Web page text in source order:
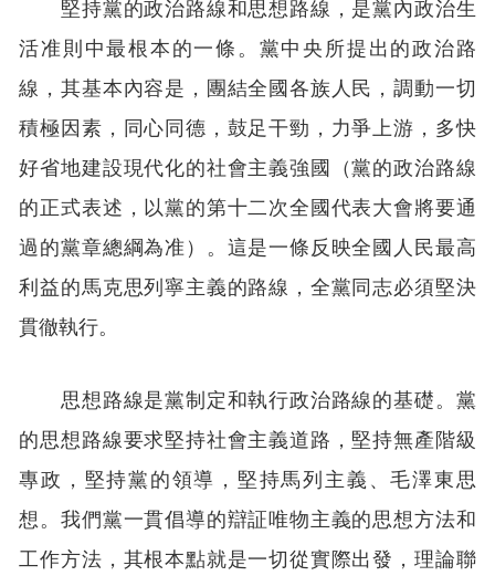
堅持黨的政治路線和思想路線，是黨內政治生
活准則中最根本的一條。黨中央所提出的政治路
線，其基本內容是，團結全國各族人民，調動一切
積極因素，同心同德，鼓足干勁，力爭上游，多快
好省地建設現代化的社會主義強國（黨的政治路線
的正式表述，以黨的第十二次全國代表大會將要通
過的黨章總綱為准）。這是一條反映全國人民最高
利益的馬克思列寧主義的路線，全黨同志必須堅決
貫徹執行。
思想路線是黨制定和執行政治路線的基礎。黨
的思想路線要求堅持社會主義道路，堅持無產階級
專政，堅持黨的領導，堅持馬列主義、毛澤東思
想。我們黨一貫倡導的辯証唯物主義的思想方法和
工作方法，其根本點就是一切從實際出發，理論聯